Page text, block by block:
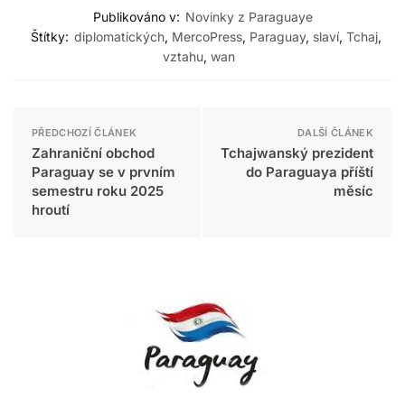
Publikováno v: Novinky z Paraguaye
Štítky: diplomatických, MercoPress, Paraguay, slaví, Tchaj,
vztahu, wan
PŘEDCHOZÍ ČLÁNEK
Zahraniční obchod
Paraguay se v prvním
semestru roku 2025
hroutí
DALŠÍ ČLÁNEK
Tchajwanský prezident
do Paraguaya příští
měsíc